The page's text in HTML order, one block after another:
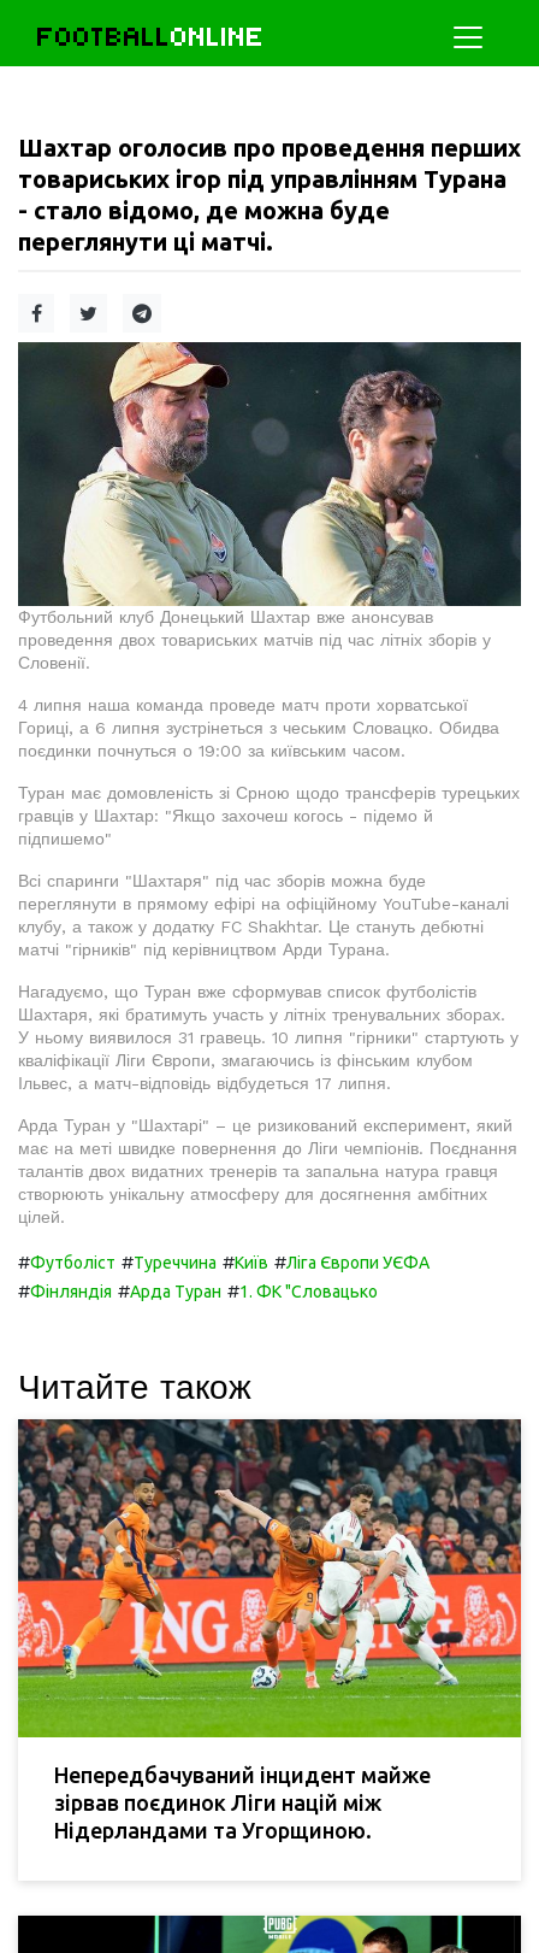
FOOTBALLONLINE
Шахтар оголосив про проведення перших
товариських ігор під управлінням Турана
- стало відомо, де можна буде
переглянути ці матчі.
Футбольний клуб Донецький Шахтар вже анонсував
проведення двох товариських матчів під час літніх зборів у
Словенії.
4 липня наша команда проведе матч проти хорватської
Гориці, а 6 липня зустрінеться з чеським Словацко. Обидва
поєдинки почнуться о 19:00 за київським часом.
Туран має домовленість зі Срною щодо трансферів турецьких
гравців у Шахтар: "Якщо захочеш когось - підемо й
підпишемо"
Всі спаринги "Шахтаря" під час зборів можна буде
переглянути в прямому ефірі на офіційному YouTube-каналі
клубу, а також у додатку FC Shakhtar. Це стануть дебютні
матчі "гірників" під керівництвом Арди Турана.
Нагадуємо, що Туран вже сформував список футболістів
Шахтаря, які братимуть участь у літніх тренувальних зборах.
У ньому виявилося 31 гравець. 10 липня "гірники" стартують у
кваліфікації Ліги Європи, змагаючись із фінським клубом
Ільвес, а матч-відповідь відбудеться 17 липня.
Арда Туран у "Шахтарі" – це ризикований експеримент, який
має на меті швидке повернення до Ліги чемпіонів. Поєднання
талантів двох видатних тренерів та запальна натура гравця
створюють унікальну атмосферу для досягнення амбітних
цілей.
#Футболіст #Туреччина #Київ #Ліга Європи УЄФА
#Фінляндія #Арда Туран #1. ФК "Словацько
Читайте також
Непередбачуваний інцидент майже
зірвав поєдинок Ліги націй між
Нідерландами та Угорщиною.